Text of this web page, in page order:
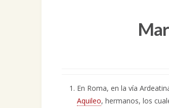
En Roma, en la vía
Aquileo, hermanos, los